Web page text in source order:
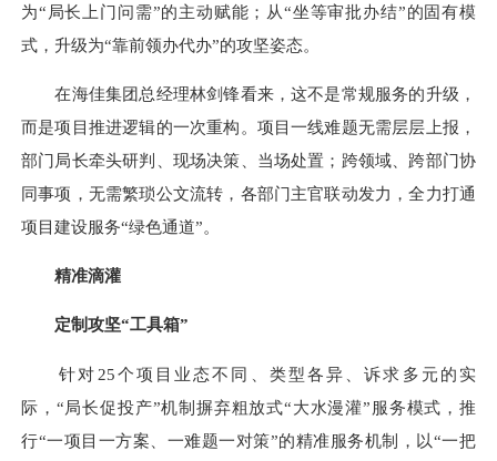
为“局长上门问需”的主动赋能；从“坐等审批办结”的固有模
式，升级为“靠前领办代办”的攻坚姿态。
在海佳集团总经理林剑锋看来，这不是常规服务的升级，
而是项目推进逻辑的一次重构。项目一线难题无需层层上报，
部门局长牵头研判、现场决策、当场处置；跨领域、跨部门协
同事项，无需繁琐公文流转，各部门主官联动发力，全力打通
项目建设服务“绿色通道”。
精准滴灌
定制攻坚“工具箱”
针对25个项目业态不同、类型各异、诉求多元的实
际，“局长促投产”机制摒弃粗放式“大水漫灌”服务模式，推
行“一项目一方案、一难题一对策”的精准服务机制，以“一把